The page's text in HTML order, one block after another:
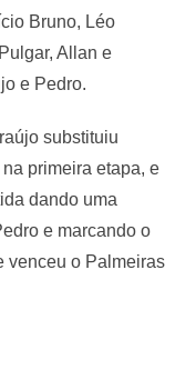
Bruno, Léo
Allan e
e Pedro.
substituiu
primeira etapa, e
dando uma
e marcando o
venceu o Palmeiras